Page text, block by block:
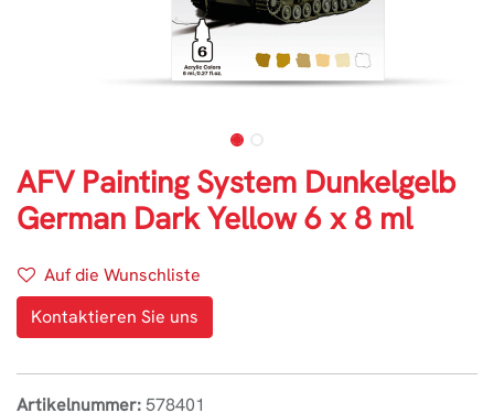
AFV Painting System Dunkelgelb
German Dark Yellow 6 x 8 ml
Auf die Wunschliste
Kontaktieren Sie uns
Artikelnummer:578401